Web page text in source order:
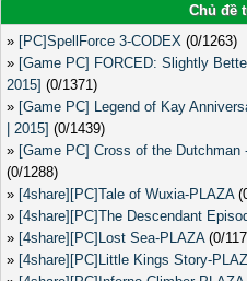
Chủ đề
» [PC]SpellForce 3-CODEX (0/1263)
» [Game PC] FORCED: Slightly
2015] (0/1371)
» [Game PC] Legend of Kay
| 2015] (0/1439)
» [Game PC] Cross of the
(0/1288)
» [4share][PC]Tale of Wuxia-PLAZA
» [4share][PC]The Descendant
» [4share][PC]Lost Sea-PLAZA(0/
» [4share][PC]Little Kings Story-